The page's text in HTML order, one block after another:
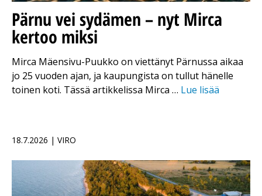
Pärnu vei sydämen – nyt Mirca
kertoo miksi
Mirca Mäensivu-Puukko on viettänyt Pärnussa aikaa
jo 25 vuoden ajan, ja kaupungista on tullut hänelle
toinen koti. Tässä artikkelissa Mirca … Lue lisää
18.7.2026 | VIRO